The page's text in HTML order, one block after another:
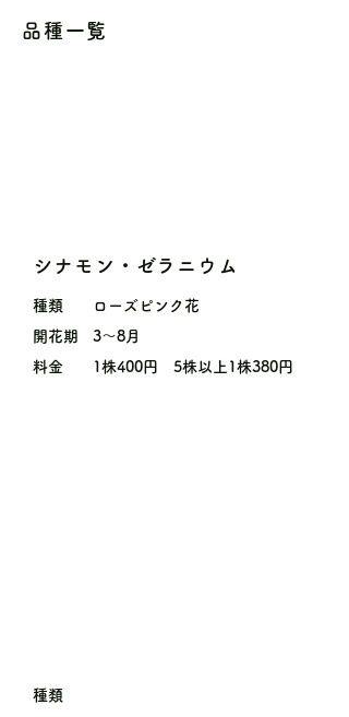
品種一覧
シナモン・ゼラニウム
種類
ローズピンク花
開花期
3〜8月
料金
1株400円 5株以上1株380円
種類